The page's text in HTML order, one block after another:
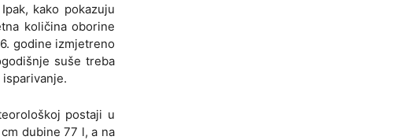
kako pokazuju
količina oborine
godine izmjetreno
suše treba
postaji u
dubine 77 l, a na